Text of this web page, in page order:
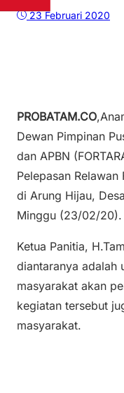
23 Februari 2020
PROBATAM.CO
Dewan Pimpinan
dan APBN
Pelepasan
di Arung Hijau,
Minggu (23/02/20).
Ketua Panitia,
diantaranya adalah
masyarakat akan
kegiatan tersebut
masyarakat.